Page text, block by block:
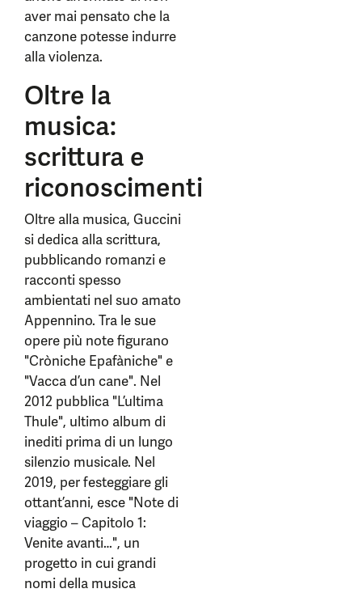
aver mai pensato che la
canzone potesse indurre
alla violenza.
Oltre la
musica:
scrittura e
riconoscimenti
Oltre alla musica, Guccini
si dedica alla scrittura,
pubblicando romanzi e
racconti spesso
ambientati nel suo amato
Appennino. Tra le sue
opere più note figurano
"Cròniche Epafàniche" e
"Vacca d’un cane". Nel
2012 pubblica "L’ultima
Thule", ultimo album di
inediti prima di un lungo
silenzio musicale. Nel
2019, per festeggiare gli
ottant’anni, esce "Note di
viaggio – Capitolo 1:
Venite avanti…", un
progetto in cui grandi
nomi della musica